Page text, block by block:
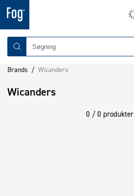
Brands / Wicanders
Wicanders
0 / 0 produkter